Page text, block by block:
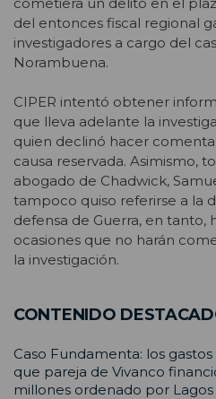
del entonces fiscal regional
investigadores a cargo del
Norambuena.
CIPER intentó obtener
que lleva adelante la
quien declinó hacer
causa reservada. Asimismo,
abogado de Chadwick,
tampoco quiso referirse a la
defensa de Guerra, en tanto,
ocasiones que no harán
la investigación.
CONTENIDO
Caso Fundamenta: los
que pareja de Vivanco
millones ordenado por Lagos